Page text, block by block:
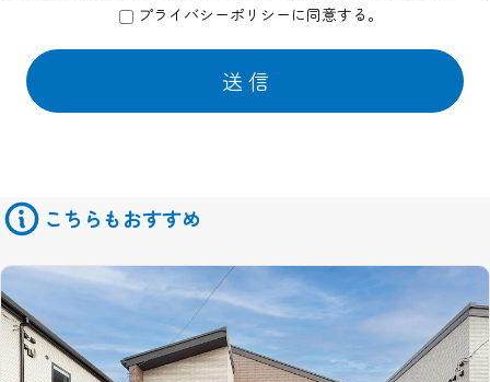
個人情報の利用
当社はお客様からのお申し出により物件資料の送付、会員情報誌や
商品の発送などの為に他の会社に業務の一部を委託する場合があり
ていただくことがあります。
このような情報提供を希望されないお客様は、ご面倒でも当サイト
当社はセキュリティに関して収集した個人情報は、適切な管理のも
とで安全に保管し、不正アクセス、紛失、破壊、改竄、漏洩等から
保護するための対策を講じ、業務の委託先にもこれを徹底するよう
指導いたします。
プライバシーポリシーに同意する。
こちらもおすすめ